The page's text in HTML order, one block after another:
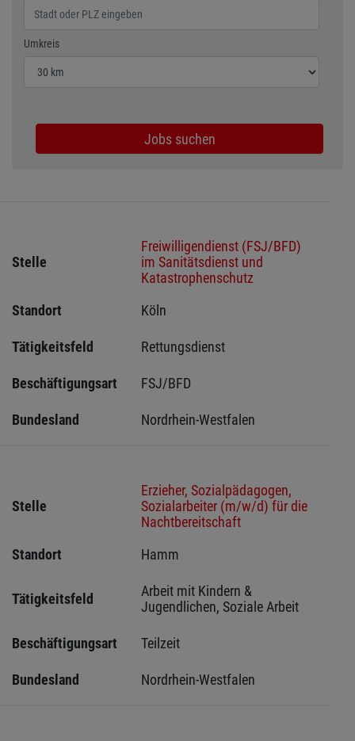
Umkreis
Wählen Sie den Umkreis für die Jobsuche
Jobs suchen
Stelle
Freiwilligendienst (FSJ/BFD)
im Sanitätsdienst und
Katastrophenschutz
Standort
Köln
Tätigkeitsfeld Rettungsdienst
Beschäftigungsart FSJ/BFD
Bundesland Nordrhein-Westfalen
Stelle
Erzieher, Sozialpädagogen,
Sozialarbeiter (m/w/d) für die
Nachtbereitschaft
Standort
Hamm
Tätigkeitsfeld
Arbeit mit Kindern &
Jugendlichen, Soziale Arbeit
Beschäftigungsart Teilzeit
Bundesland Nordrhein-Westfalen